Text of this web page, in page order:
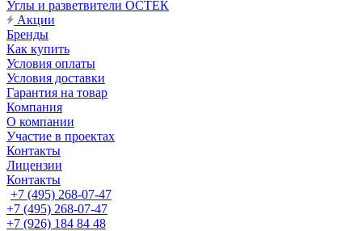
Углы и разветвители ОСТЕК
Акции
Бренды
Как купить
Условия оплаты
Условия доставки
Гарантия на товар
Компания
О компании
Участие в проектах
Контакты
Лицензии
Контакты
+7 (495) 268-07-47
+7 (495) 268-07-47
+7 (926) 184 84 48